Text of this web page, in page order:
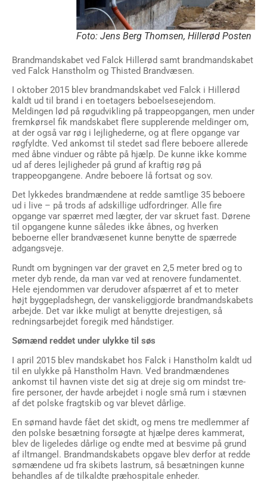
Foto: Jens Berg Thomsen, Hillerød Posten
Brandmandskabet ved Falck Hillerød samt brandmandskabet
ved Falck Hanstholm og Thisted Brandvæsen.
I oktober 2015 blev brandmandskabet ved Falck i Hillerød
kaldt ud til brand i en toetagers beboelsesejendom.
Meldingen lød på røgudvikling på trappeopgangen, men under
fremkørsel fik mandskabet flere supplerende meldinger om,
at der også var røg i lejlighederne, og at flere opgange var
røgfyldte. Ved ankomst til stedet sad flere beboere allerede
med åbne vinduer og råbte på hjælp. De kunne ikke komme
ud af deres lejligheder på grund af kraftig røg på
trappeopgangene. Andre beboere lå fortsat og sov.
Det lykkedes brandmændene at redde samtlige 35 beboere
ud i live – på trods af adskillige udfordringer. Alle fire
opgange var spærret med lægter, der var skruet fast. Dørene
til opgangene kunne således ikke åbnes, og hverken
beboerne eller brandvæsenet kunne benytte de spærrede
adgangsveje.
Rundt om bygningen var der gravet en 2,5 meter bred og to
meter dyb rende, da man var ved at renovere fundamentet.
Hele ejendommen var derudover afspærret af et to meter
højt byggepladshegn, der vanskeliggjorde brandmandskabets
arbejde. Det var ikke muligt at benytte drejestigen, så
redningsarbejdet foregik med håndstiger.
Sømænd reddet under ulykke til søs
I april 2015 blev mandskabet hos Falck i Hanstholm kaldt ud
til en ulykke på Hanstholm Havn. Ved brandmændenes
ankomst til havnen viste det sig at dreje sig om mindst tre-
fire personer, der havde arbejdet i nogle små rum i stævnen
af det polske fragtskib og var blevet dårlige.
En sømand havde fået det skidt, og mens tre medlemmer af
den polske besætning forsøgte at hjælpe deres kammerat,
blev de ligeledes dårlige og endte med at besvime på grund
af iltmangel. Brandmandskabets opgave blev derfor at redde
sømændene ud fra skibets lastrum, så besætningen kunne
behandles af de tilkaldte præhospitale enheder.